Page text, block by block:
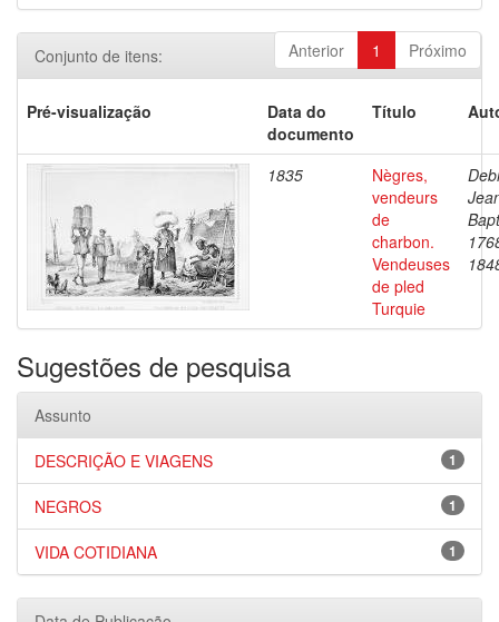
Anterior 1 Próximo
Conjunto de itens:
Pré-visualização
Data do
documento
Título
1835
Nègres,
vendeurs
de
charbon.
Vendeuses
de pled
Turquie
Sugestões de pesquisa
Assunto
1
DESCRIÇÃO E VIAGENS
1
NEGROS
1
VIDA COTIDIANA